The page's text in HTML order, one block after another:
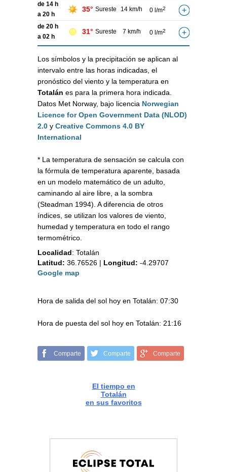
de 14 h
a 20 h
35° Sureste 14 km/h 0 l/m2
de 20 h
a 02 h
31° Sureste 7 km/h 0 l/m2
Los símbolos y la precipitación se aplican al
intervalo entre las horas indicadas, el
pronóstico del viento y la temperatura en
Totalán es para la primera hora indicada.
Datos Met Norway, bajo licencia Norwegian
Licence for Open Government Data (NLOD)
2.0 y Creative Commons 4.0 BY
International
* La temperatura de sensación se calcula con
la fórmula de temperatura aparente, basada
en un modelo matemático de un adulto,
caminando al aire libre, a la sombra
(Steadman 1994). A diferencia de otros
índices, se utilizan los valores de viento,
humedad y temperatura en todo el rango
termométrico.
Localidad: Totalán
Latitud: 36.76526 | Longitud: -4.29707
Google map
Hora de salida del sol hoy en Totalán: 07:30
Hora de puesta del sol hoy en Totalán: 21:16
Comparte Comparte Comparte
El tiempo en
Totalán
en sus favoritos